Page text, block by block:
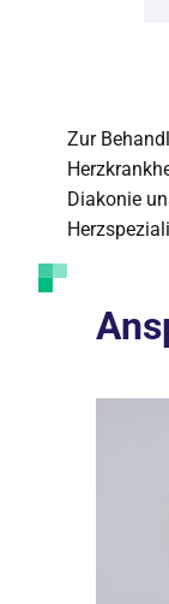
Zur
Diakonie